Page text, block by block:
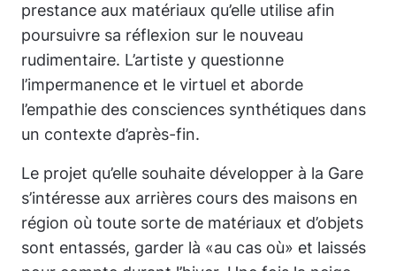
prestance aux matériaux qu’elle utilise afin
poursuivre sa réflexion sur le nouveau
rudimentaire. L’artiste y questionne
l’impermanence et le virtuel et aborde
l’empathie des consciences synthétiques dans
un contexte d’après-fin.
Le projet qu’elle souhaite développer à la Gare
s’intéresse aux arrières cours des maisons en
région où toute sorte de matériaux et d’objets
sont entassés, garder là «au cas où» et laissés